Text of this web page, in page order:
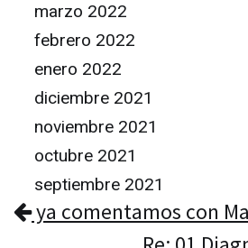
marzo 2022
febrero 2022
enero 2022
diciembre 2021
noviembre 2021
octubre 2021
septiembre 2021
ya comentamos con